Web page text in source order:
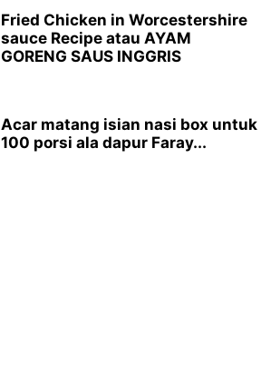
Fried Chicken in Worcestershire
sauce Recipe atau AYAM
GORENG SAUS INGGRIS
Acar matang isian nasi box untuk
100 porsi ala dapur Faray...